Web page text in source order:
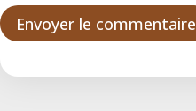
Envoyer le commentaire